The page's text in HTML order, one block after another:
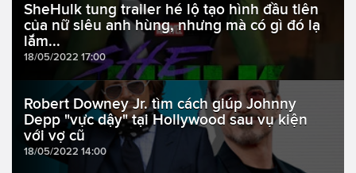
SheHulk tung trailer hé lộ tạo hình đầu tiên
của nữ siêu anh hùng, nhưng mà có gì đó lạ
lắm...
18/05/2022 17:00
Robert Downey Jr. tìm cách giúp Johnny
Depp "vực dậy" tại Hollywood sau vụ kiện
với vợ cũ
18/05/2022 14:00